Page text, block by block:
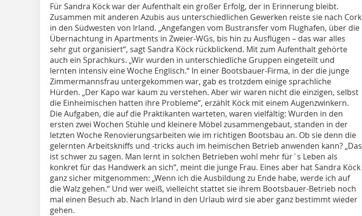
Für Sandra Köck war der Aufenthalt ein großer Erfolg, der in Erinnerung bleibt.
Zusammen mit anderen Azubis aus unterschiedlichen Gewerken reiste sie nach Cork
in den Südwesten von Irland. „Angefangen vom Bustransfer vom Flughafen, über die
Übernachtung in Apartments in Zweier-WGs, bis hin zu Ausflügen – das war alles
sehr gut organisiert“, sagt Sandra Köck rückblickend. Mit zum Aufenthalt gehörte
auch ein Sprachkurs. „Wir wurden in unterschiedliche Gruppen eingeteilt und
lernten intensiv eine Woche Englisch.“ In einer Bootsbauer-Firma, in der die junge
Zimmermannsfrau untergekommen war, gab es trotzdem einige sprachliche
Hürden. „Der Kapo war kaum zu verstehen. Aber wir waren nicht die einzigen, selbst
die Einheimischen hatten ihre Probleme“, erzählt Köck mit einem Augenzwinkern.
Die Aufgaben, die auf die Praktikanten warteten, waren vielfältig: Wurden in den
ersten zwei Wochen Stühle und kleinere Möbel zusammengebaut, standen in der
letzten Woche Renovierungsarbeiten wie im richtigen Bootsbau an. Ob sie denn die
gelernten Arbeitskniffs und -tricks auch im heimischen Betrieb anwenden kann? „Das
ist schwer zu sagen. Man lernt in solchen Betrieben wohl mehr für´s Leben als
konkret für das Handwerk an sich“, meint die junge Frau. Eines aber hat Sandra Köck
ganz sicher mitgenommen: „Wenn ich die Ausbildung zu Ende habe, werde ich auf
die Walz gehen.“ Und wer weiß, vielleicht stattet sie ihrem Bootsbauer-Betrieb noch
mal einen Besuch ab. Nach Irland in den Urlaub wird sie aber ganz bestimmt wieder
gehen.